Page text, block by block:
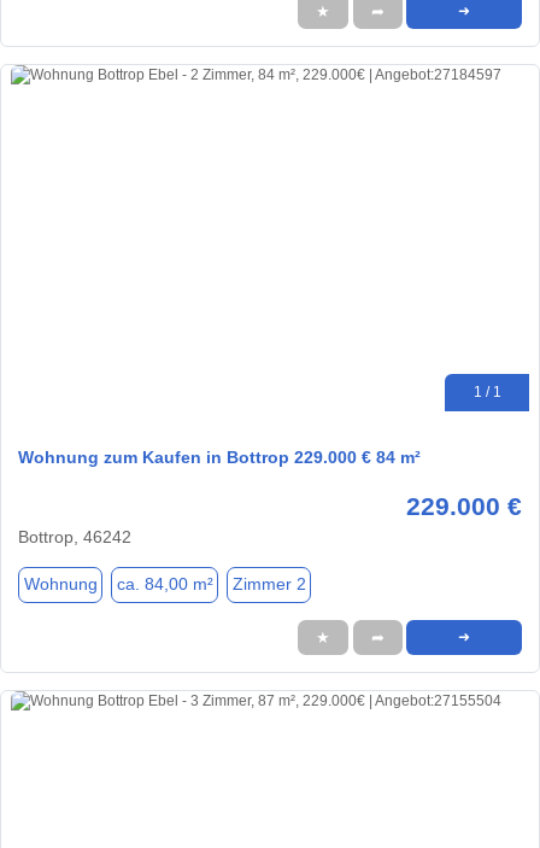
★ ➦ ➜
1 / 1
Wohnung zum Kaufen in Bottrop 229.000 € 84 m²
229.000 €
Bottrop, 46242
Wohnung ca. 84,00 m² Zimmer 2
★ ➦ ➜